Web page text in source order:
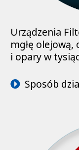
Urządzenia
mgłę olejową,
i opary w
Sposób